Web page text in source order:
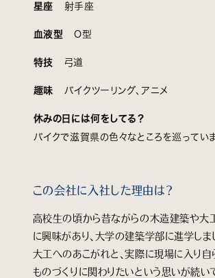
星座 射手座
血液型 O型
特技 弓道
趣味 バイクツーリング、アニメ
休みの日には何をしてる？
バイクで滋賀県の色々なところを巡ってい
この会社に入社した理由は？
高校生の頃から昔ながらの木造建築や大
に興味があり、大学の建築学部に進学しま
大工へのあこがれと、実際に現場に入り
ものづくりに関わりたいという思いが続い